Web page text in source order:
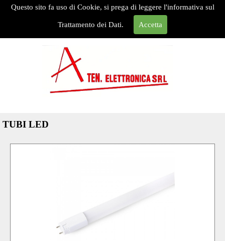
Questo sito fa uso di Cookie, si prega di leggere l'informativa sul
Trattamento dei Dati. Accetta
HOME
TUBI LED